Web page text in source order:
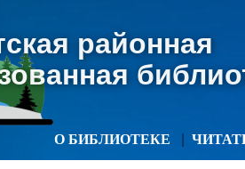
районная
О БИБЛИОТЕКЕ